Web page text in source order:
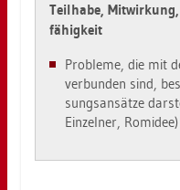
Teil­ha­be,
fä­hig­keit
Pro­ble­me, die mit
ver­bun­den sind,
sungs­an­sät­ze
Ein­zel­ner, Ro­m­idee)